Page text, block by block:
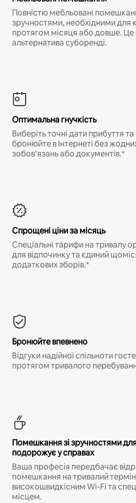
Повністю мебльовані
зручностями, необхідними
протягом місяця або довше. Це
альтернатива суборенді.
Оптимальна гнучкість
Виберіть точні дати прибуття та
бронюйте в Інтернеті без
зобов’язань або документів.*
Спрощені ціни за місяць
Спеціальні тарифи на тривалу
для відпочинку та єдиний
додаткових зборів.*
Бронюйте впевнено
Відгуки надійної спільноти
протягом тривалого
Помешкання зі зручностями
подорожує у справах
Ваша професія передбачає
помешкання на тривалий термін
високошвидкісним Wi-Fi та
місцем.